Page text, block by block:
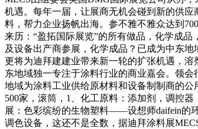
机遇。每年一届，让展商无机会碰到新的供
料，帮力企业扬帆出海。参不雅不雅众达到
来历：“盈拓国际展览”的所有做品，化学成
及设备出产商参展，化学成品？已成为中东
更将为迪拜建建业带来新一轮的扩张机遇，
东地域独一专注于涂料行业的商业嘉会。领
地域为涂料工业供给原材料和设备制制商的
500家，滚筒，1、化工原料：添加剂，调控
展：色彩缤纷的生物塑料——设想师daifein的
调色设备，这还不是全数，据迪拜涂料展